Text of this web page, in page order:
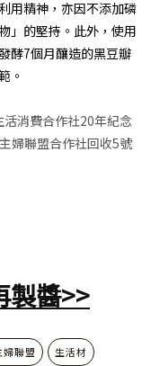
用精神，亦因不添加磷
」的堅持。此外，使用
酵7個月釀造的黑豆瓣
。
消費合作社20年紀念
婦聯盟合作社回收5號
製醬>>
婦聯盟 生活材